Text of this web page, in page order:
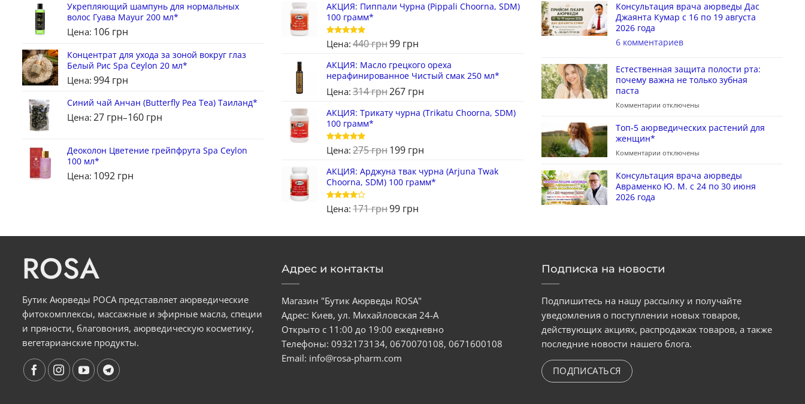
Укрепляющий шампунь для нормальных
волос Гуава Mayur 200 мл*
Цена: 106 грн
Концентрат для ухода за зоной вокруг глаз
Белый Рис Spa Ceylon 20 мл*
Цена: 994 грн
Синий чай Анчан (Butterfly Pea Tea) Таиланд*
Цена: 27 грн–160 грн
Деоколон Цветение грейпфрута Spa Ceylon
100 мл*
Цена: 1092 грн
АКЦИЯ: Пиппали Чурна (Pippali Choorna, SDM)
100 грамм*
Оценка5
из 5
Цена: 440грн99 грн
АКЦИЯ: Масло грецкого ореха
нерафинированное Чистый смак 250 мл*
Цена: 314грн267 грн
АКЦИЯ: Трикату чурна (Trikatu Choorna, SDM)
100 грамм*
Оценка5
из 5
Цена: 275грн199 грн
АКЦИЯ: Арджуна твак чурна (Arjuna Twak
Choorna, SDM) 100 грамм*
Оценка
4из 5
Цена: 171грн99 грн
Консультация врача аюрведы Дас
Джаянта Кумар с 16 по 19 августа
2026 года
6 комментариев
Естественная защита полости рта:
почему важна не только зубная
паста
Комментарии отключены
Топ-5 аюрведических растений для
женщин*
Комментарии отключены
Консультация врача аюрведы
Авраменко Ю. М. с 24 по 30 июня
2026 года
ROSA
Бутик Аюрведы РОСА представляет аюрведические
фитокомплексы, массажные и эфирные масла, специи
и пряности, благовония, аюрведическую косметику,
вегетарианские продукты.
Адрес и контакты
Магазин "Бутик Аюрведы ROSA"
Адрес: Киев, ул. Михайловская 24-А
Открыто с 11:00 до 19:00 ежедневно
Телефоны:0932173134,0670070108,0671600108
Email: info@rosa-pharm.com
Подписка на новости
Подпишитесь на нашу рассылку и получайте
уведомления о поступлении новых товаров,
действующих акциях, распродажах товаров, а также
последние новости нашего блога.
ПОДПИСАТЬСЯ